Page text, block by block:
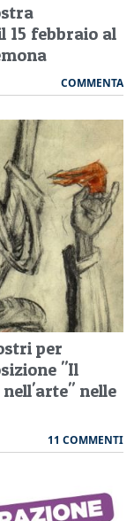
15 febbraio al
COMMENTA
per
"Il
nelle
11 COMMENTI